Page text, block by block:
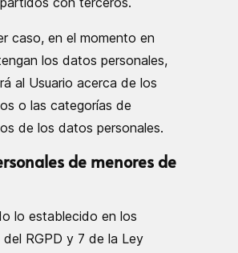
caso, en el momento en
los datos personales,
al Usuario acerca de los
o las categorías de
de los datos personales.
de menores de
lo establecido en los
RGPD y 7 de la Ley